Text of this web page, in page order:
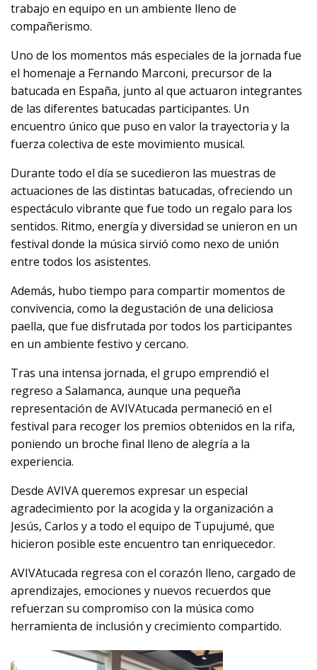
trabajo en equipo en un ambiente lleno de
compañerismo.
Uno de los momentos más especiales de la jornada fue
el homenaje a Fernando Marconi, precursor de la
batucada en España, junto al que actuaron integrantes
de las diferentes batucadas participantes. Un
encuentro único que puso en valor la trayectoria y la
fuerza colectiva de este movimiento musical.
Durante todo el día se sucedieron las muestras de
actuaciones de las distintas batucadas, ofreciendo un
espectáculo vibrante que fue todo un regalo para los
sentidos. Ritmo, energía y diversidad se unieron en un
festival donde la música sirvió como nexo de unión
entre todos los asistentes.
Además, hubo tiempo para compartir momentos de
convivencia, como la degustación de una deliciosa
paella, que fue disfrutada por todos los participantes
en un ambiente festivo y cercano.
Tras una intensa jornada, el grupo emprendió el
regreso a Salamanca, aunque una pequeña
representación de AVIVAtucada permaneció en el
festival para recoger los premios obtenidos en la rifa,
poniendo un broche final lleno de alegría a la
experiencia.
Desde AVIVA queremos expresar un especial
agradecimiento por la acogida y la organización a
Jesús, Carlos y a todo el equipo de Tupujumé, que
hicieron posible este encuentro tan enriquecedor.
AVIVAtucada regresa con el corazón lleno, cargado de
aprendizajes, emociones y nuevos recuerdos que
refuerzan su compromiso con la música como
herramienta de inclusión y crecimiento compartido.